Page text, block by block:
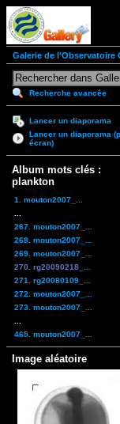
Galerie de l'Observatoire
Recherche avancée
Lancer un diaporama
Lancer un diaporama
écran)
Album mots clés :
plankton
1. mouton2007_...
267. mouton2007_...
268. mouton2007_...
269. mouton2007_...
270. rg20090218_...
271. rg20080109_...
272. mouton2007_...
273. mouton2007_...
465. mouton2007_...
Image aléatoire